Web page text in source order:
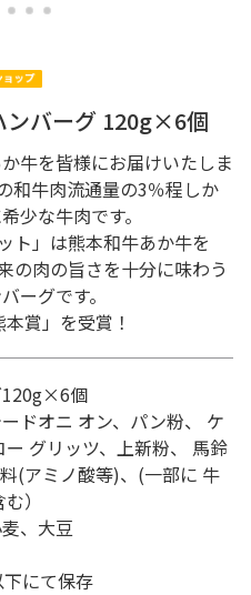
4 5 6
ンバーグ 120g×6個
牛を皆様にお届けいたしま
和牛肉流通量の3％程しか
少な牛肉です。
ト」は熊本和牛あか牛を
の肉の旨さを十分に味わう
ーグです。
賞」を受賞！
120g×6個
ドオニ オン、パン粉、 ケ
グリッツ、上新粉、 馬鈴
(アミノ酸等)、(一部に 牛
）
、大豆
にて保存